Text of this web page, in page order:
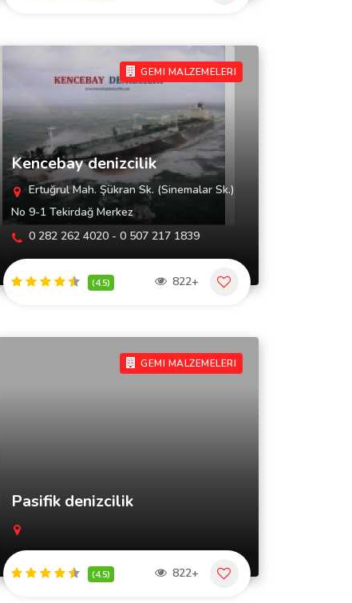
GEMI MALZEMELERI
Kencebay denizcilik
Ertuğrul Mah. Şükran Sk. (Sinemalar Sk.)
No 9-1 Tekirdağ Merkez
0 282 262 4020 - 0 507 217 1839
(4.5) 822+
GEMI MALZEMELERI
Pasifik denizcilik
(4.5) 822+